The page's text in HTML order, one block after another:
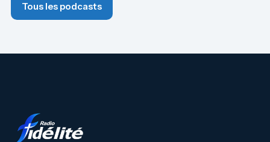
Tous les podcasts